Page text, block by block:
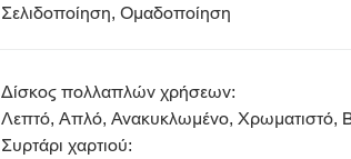
Σελιδοποίηση, Ομαδοποίηση
Δίσκος πολλαπλών χρήσεων:
Λεπτό, Απλό, Ανακυκλωμένο, Χρωματιστό,
Συρτάρι χαρτιού: